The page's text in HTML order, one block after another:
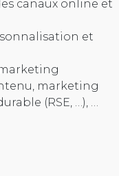
canaux online et
et
marketing
(RSE, …), …